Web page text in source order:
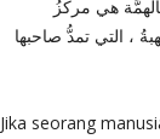
هي مركزُ
، التي تمدُّ صاحبها
Jika seorang